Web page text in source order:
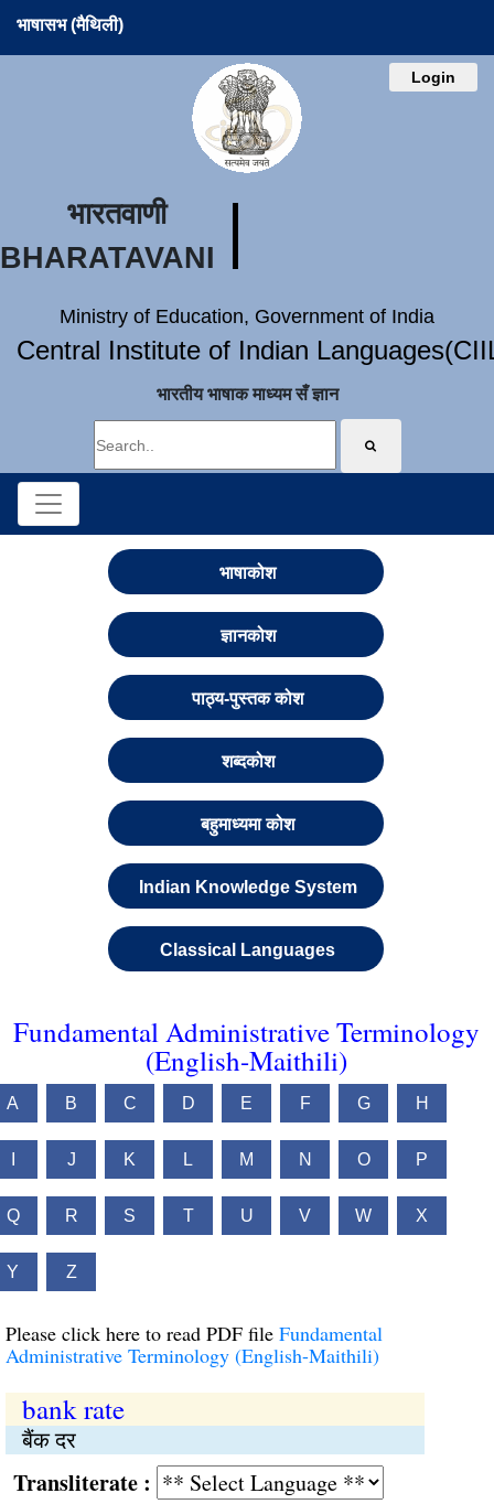
भाषासभ (मैथिली)
Login
भारतवाणी
BHARATAVANI
Ministry of Education, Government of India
Central Institute of Indian
भारतीय भाषाक माध्यम सँ ज्ञान
भाषाकोश
ज्ञानकोश
पाठ्य-पुस्तक कोश
शब्दकोश
बहुमाध्यमा कोश
Indian Knowledge System
Classical Languages
Fundamental Administrative Terminology
(English-Maithili)
A B C D E F G H
J K L M N O P
Q R S T U V W X
Y Z
Please click here to read PDF file Fundamental
Administrative Terminology (English-Maithili)
bank rate
बैंक दर
: